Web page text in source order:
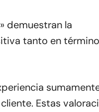
demuestran la
tanto en
Estas